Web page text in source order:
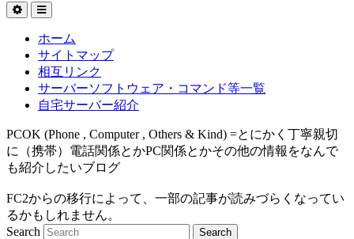
ホーム
サイトマップ
相互リンク
サーバーソフトウェア・コマンド等一覧
自宅サーバー紹介
PCOK (Phone , Computer , Others & Kind) =とにかく丁寧親切
に（携帯）電話関係とかPC関係とかその他の情報をなんで
も紹介したいブログ
FC2からの移行によって、一部の記事が読みづらくなってい
るかもしれません。
Search